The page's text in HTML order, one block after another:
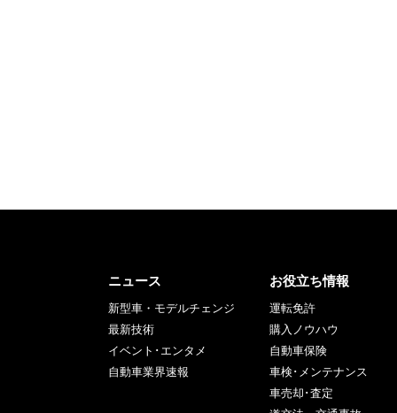
ニュース
新型車・モデルチェンジ
最新技術
イベント･エンタメ
自動車業界速報
お役立ち情報
運転免許
購入ノウハウ
自動車保険
車検･メンテナンス
車売却･査定